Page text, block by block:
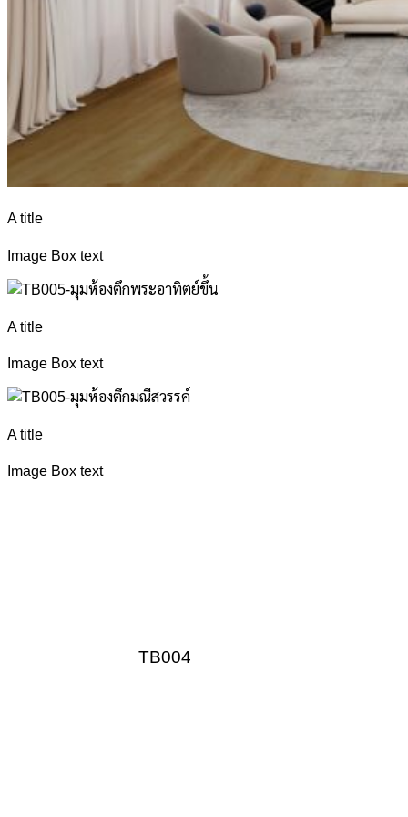
A title
Image Box text
A title
Image Box text
A title
Image Box text
TB004